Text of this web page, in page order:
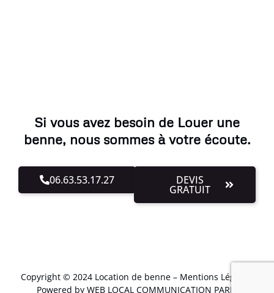
Si vous avez besoin de Louer une
benne, nous sommes à votre écoute.
06.63.53.17.27 DEVIS
GRATUIT
Copyright © 2024 Location de benne – Mentions Légales
Powered by WEB LOCAL COMMUNICATION PARIS